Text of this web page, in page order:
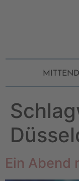
Ein Abend